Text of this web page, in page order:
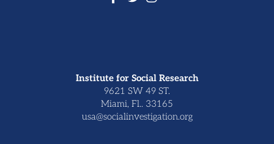
Institute for Social Research
9621 SW 49 ST.
Miami, Fl.. 33165
usa@socialinvestigation.org